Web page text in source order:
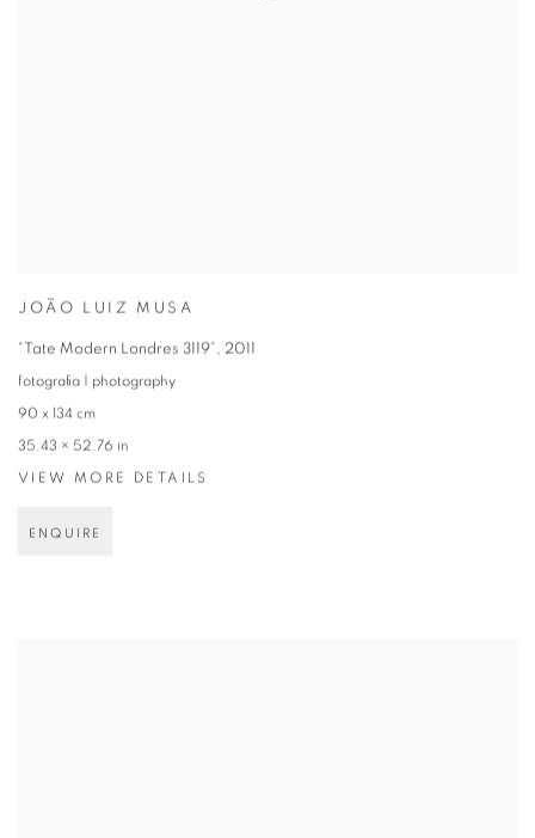
JOÃO LUIZ MUSA
“Tate Modern Londres 3119”, 2011
fotografia | photography
90 x 134 cm
35.43 × 52.76 in
VIEW MORE DETAILS
ENQUIRE